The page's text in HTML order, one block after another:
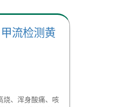
流检测黄
烧、浑身酸痛、咳